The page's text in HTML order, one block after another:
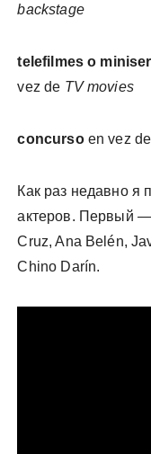
backstage
telefilmes o
vez de TV movies
concursoen vez
Как раз недавно я
актеров. Первый —
Cruz, Ana Belén,
Chino Darín.